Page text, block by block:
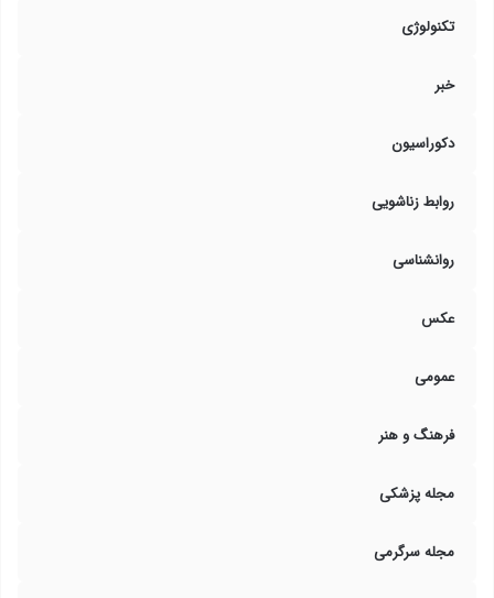
تکنولوژی
خبر
دکوراسیون
روابط زناشویی
روانشناسی
عکس
عمومی
فرهنگ و هنر
مجله پزشکی
مجله سرگرمی